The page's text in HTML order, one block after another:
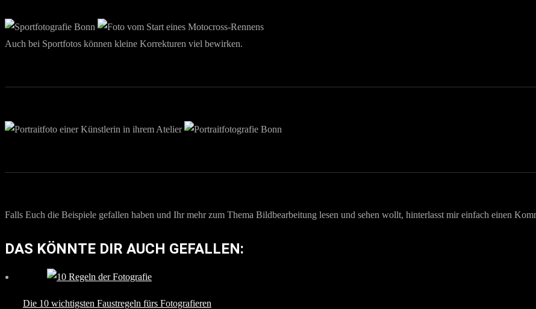
Auch bei Sportfotos können kleine Korrekturen viel bewirken.
Falls Euch die Beispiele gefallen haben und Ihr mehr zum Thema Bildbearbeitung lesen und sehen wollt, hinterlasst mir einfach einen
DAS KÖNNTE DIR AUCH GEFALLEN:
Die 10 wichtigsten Faustregeln fürs Fotografieren